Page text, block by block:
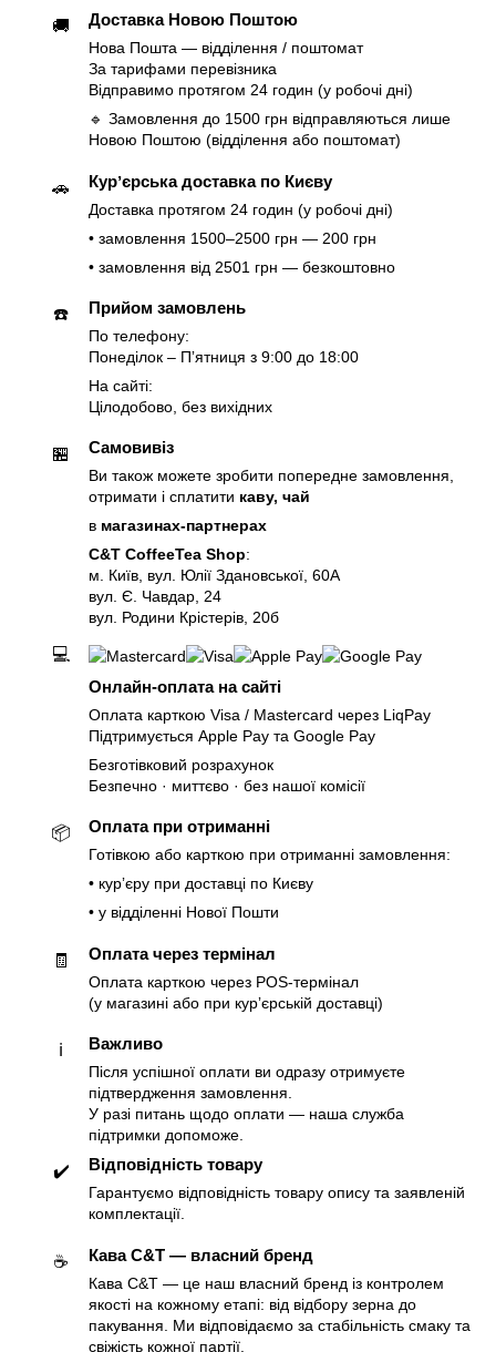
🚚 Доставка Новою Поштою
Нова Пошта — відділення / поштомат
За тарифами перевізника
Відправимо протягом 24 годин (у робочі дні)
🔹 Замовлення до 1500 грн відправляються лише
Новою Поштою (відділення або поштомат)
🚗 Курʼєрська доставка по Києву
Доставка протягом 24 годин (у робочі дні)
• замовлення 1500–2500 грн — 200 грн
• замовлення від 2501 грн — безкоштовно
☎️ Прийом замовлень
По телефону:
Понеділок – Пʼятниця з 9:00 до 18:00
На сайті:
Цілодобово, без вихідних
🏪 Самовивіз
Ви також можете зробити попередне замовлення,
отримати і сплатити каву, чай
в магазинах-партнерах
C&T CoffeeTea Shop:
м. Київ, вул. Юлії Здановської, 60А
вул. Є. Чавдар, 24
вул. Родини Крістерів, 20б
💻
Онлайн-оплата на сайті
Оплата карткою Visa / Mastercard через LiqPay
Підтримується Apple Pay та Google Pay
Безготівковий розрахунок
Безпечно · миттєво · без нашої комісії
📦 Оплата при отриманні
Готівкою або карткою при отриманні замовлення:
• курʼєру при доставці по Києву
• у відділенні Нової Пошти
🧾 Оплата через термінал
Оплата карткою через POS-термінал
(у магазині або при курʼєрській доставці)
ℹ️ Важливо
Після успішної оплати ви одразу отримуєте
підтвердження замовлення.
У разі питань щодо оплати — наша служба
підтримки допоможе.
✔️ Відповідність товару
Гарантуємо відповідність товару опису та заявленій
комплектації.
☕️ Кава C&T — власний бренд
Кава C&T — це наш власний бренд із контролем
якості на кожному етапі: від відбору зерна до
пакування. Ми відповідаємо за стабільність смаку та
свіжість кожної партії.